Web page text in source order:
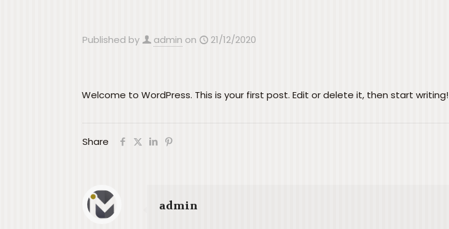
Published by admin on 21/12/2020
Welcome to WordPress. This is your first post. Edit or delete it, then start writing!
Share
admin